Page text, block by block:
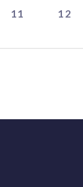
11 12